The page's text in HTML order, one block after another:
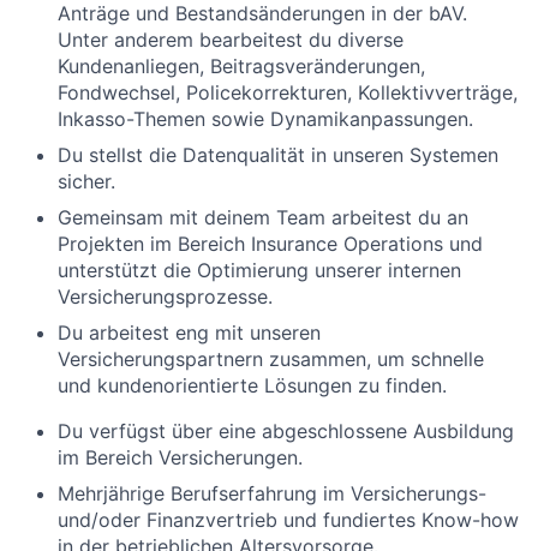
Anträge und Bestandsänderungen in der bAV.
Unter anderem bearbeitest du diverse
Kundenanliegen, Beitragsveränderungen,
Fondwechsel, Policekorrekturen, Kollektivverträge,
Inkasso-Themen sowie Dynamikanpassungen.
Du stellst die Datenqualität in unseren Systemen
sicher.
Gemeinsam mit deinem Team arbeitest du an
Projekten im Bereich Insurance Operations und
unterstützt die Optimierung unserer internen
Versicherungsprozesse.
Du arbeitest eng mit unseren
Versicherungspartnern zusammen, um schnelle
und kundenorientierte Lösungen zu finden.
Du verfügst über eine abgeschlossene Ausbildung
im Bereich Versicherungen.
Mehrjährige Berufserfahrung im Versicherungs-
und/oder Finanzvertrieb und fundiertes Know-how
in der betrieblichen Altersvorsorge.